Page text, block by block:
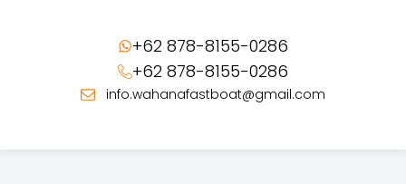
+62 878-8155-0286
+62 878-8155-0286
info.wahanafastboat@gmail.com